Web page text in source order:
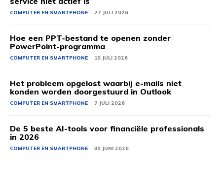
COMPUTER EN SMARTPHONE 27 JULI 2026
Hoe een PPT-bestand te openen zonder
PowerPoint-programma
COMPUTER EN SMARTPHONE 10 JULI 2026
Het probleem opgelost waarbij e-mails niet
konden worden doorgestuurd in Outlook
COMPUTER EN SMARTPHONE 7 JULI 2026
De 5 beste AI-tools voor financiële professionals
in 2026
COMPUTER EN SMARTPHONE 30 JUNI 2026